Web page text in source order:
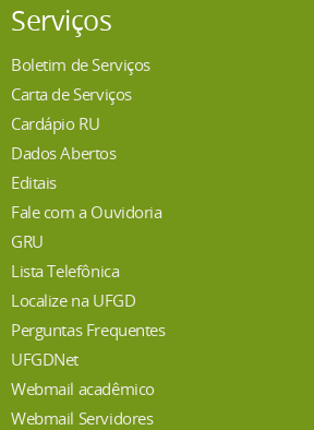
Serviços
Boletim de Serviços
Carta de Serviços
Cardápio RU
Dados Abertos
Editais
Fale com a Ouvidoria
GRU
Lista Telefônica
Localize na UFGD
Perguntas Frequentes
UFGDNet
Webmail acadêmico
Webmail Servidores